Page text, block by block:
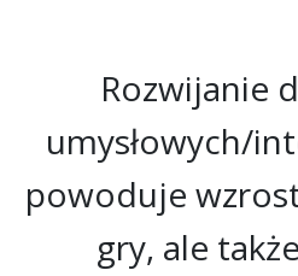
Rozwijanie
umysłowych/
powoduje
gry, ale